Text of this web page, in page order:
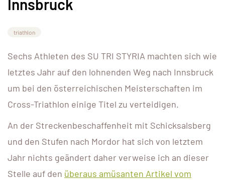
Innsbruck
triathlon
Sechs Athleten des SU TRI STYRIA machten sich wie
letztes Jahr auf den lohnenden Weg nach Innsbruck
um bei den österreichischen Meisterschaften im
Cross-Triathlon einige Titel zu verteidigen.
An der Streckenbeschaffenheit mit Schicksalsberg
und den Stufen nach Mordor hat sich von letztem
Jahr nichts geändert daher verweise ich an dieser
Stelle auf den überaus amüsanten Artikel vom